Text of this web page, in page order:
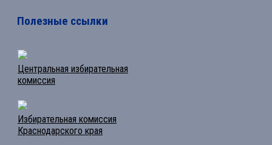
Полезные ссылки
Центральная избирательная
комиссия
Избирательная комиссия
Краснодарского края